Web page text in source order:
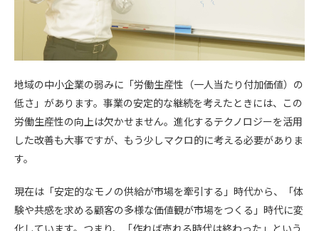
地域の中小企業の弱みに「労働生産性（一人当たり付加価値）の
低さ」があります。事業の安定的な継続を考えたときには、この
労働生産性の向上は欠かせません。進化するテクノロジーを活用
した改善も大事ですが、もう少しマクロ的に考える必要がありま
す。
現在は「安定的なモノの供給が市場を牽引する」時代から、「体
験や共感を求める顧客の多様な価値観が市場をつくる」時代に変